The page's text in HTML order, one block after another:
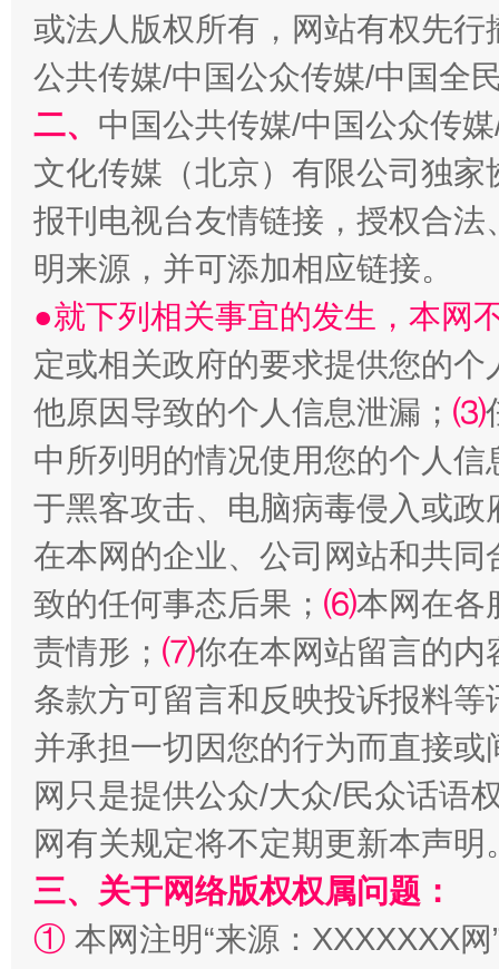
“刷贴”乱象丛生
生
揭批美国五大"原罪" "炒
解纷+调解+退费，一次搞定
或法人版权所有，网站有权先
公共传媒/中国公众传媒/中国全
二、 中国公共传媒/中国公众传
文化传媒（北京）有限公司独
报刊电视台友情链接，授权合
明来源，并可添加相应链接。
●就下列相关事宜的发生，本网
定或相关政府的要求提供您的个
他原因导致的个人信息泄漏； ⑶
中所列明的情况使用您的个人
于黑客攻击、电脑病毒侵入或
在本网的企业、公司网站和共
致的任何事态后果； ⑹本网在各
责情形； ⑺你在本网站留言的内
条款方可留言和反映投诉报料
并承担一切因您的行为而直接
网只是提供公众/大众/民众话语
网有关规定将不定期更新本声明
三、关于网络版权权属问题：
① 本网注明“来源：XXXXXXX